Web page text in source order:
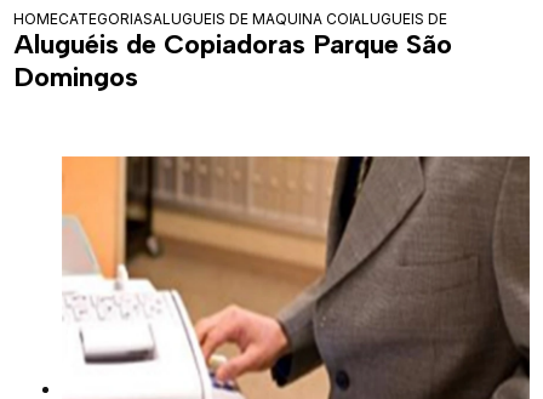
HOMECATEGORIASALUGUEIS DE COPIADORASMAQUINA COPIADORA PROFISSIONAL
ALUGUEIS DE
Aluguéis de Copiadoras Parque São
Domingos